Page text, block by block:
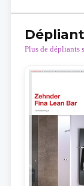
Plus de dépliants